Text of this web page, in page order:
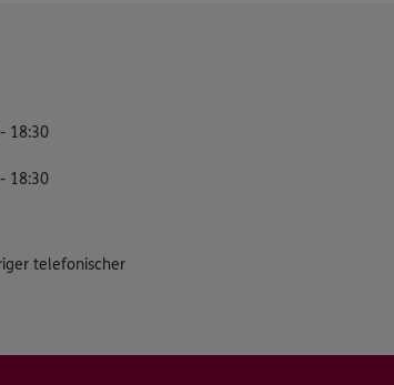
18:30
18:30
telefonischer